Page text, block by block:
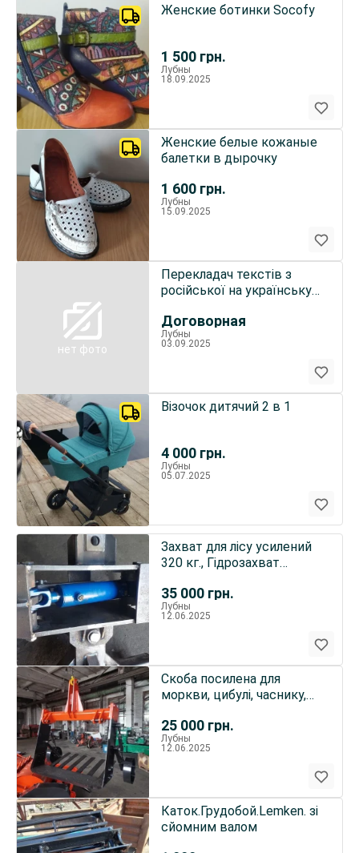
1 500 грн.
Женские ботинки Socofy
Лубны
18.09.2025
1 600 грн.
Женские белые кожаные
балетки в дырочку
Лубны
15.09.2025
нет фото
Договорная
Перекладач текстів з
російської на українську
Лубны
03.09.2025
4 000 грн.
Візочок дитячий 2 в 1
Лубны
05.07.2025
35 000 грн.
Захват для лісу усилений
320 кг., Гідрозахват
Лубны
12.06.2025
25 000 грн.
Скоба посилена для
моркви, цибулі, часнику,
Лубны
12.06.2025
Каток.Грудобой.Lemken. зі
сйомним валом